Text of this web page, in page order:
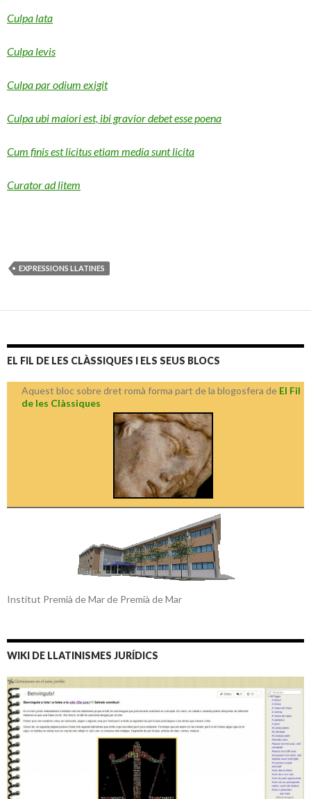
Culpa lata
Culpa levis
Culpa par odium exigit
Culpa ubi maiori est, ibi gravior debet esse poena
Cum finis est licitus etiam media sunt licita
Curator ad litem
EXPRESSIONS LLATINES
EL FIL DE LES CLÀSSIQUES I ELS SEUS BLOCS
Aquest bloc sobre dret romà forma part de la blogosfera de El Fil
de les Clàssiques
Institut Premià de Mar de Premià de Mar
WIKI DE LLATINISMES JURÍDICS